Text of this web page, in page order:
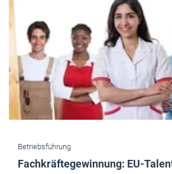
Betriebsführung
Fachkräftegewinnung: EU-